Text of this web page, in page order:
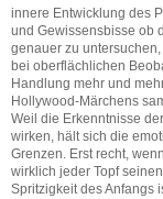
innere Entwicklung des
und Gewissensbisse ob
genauer zu
bei oberflächlichen
Handlung mehr und
Hollywood-Märchens
Weil die Erkenntnisse
wirken, hält sich die
Grenzen. Erst recht,
wirklich jeder Topf
Spritzigkeit des Anfangs